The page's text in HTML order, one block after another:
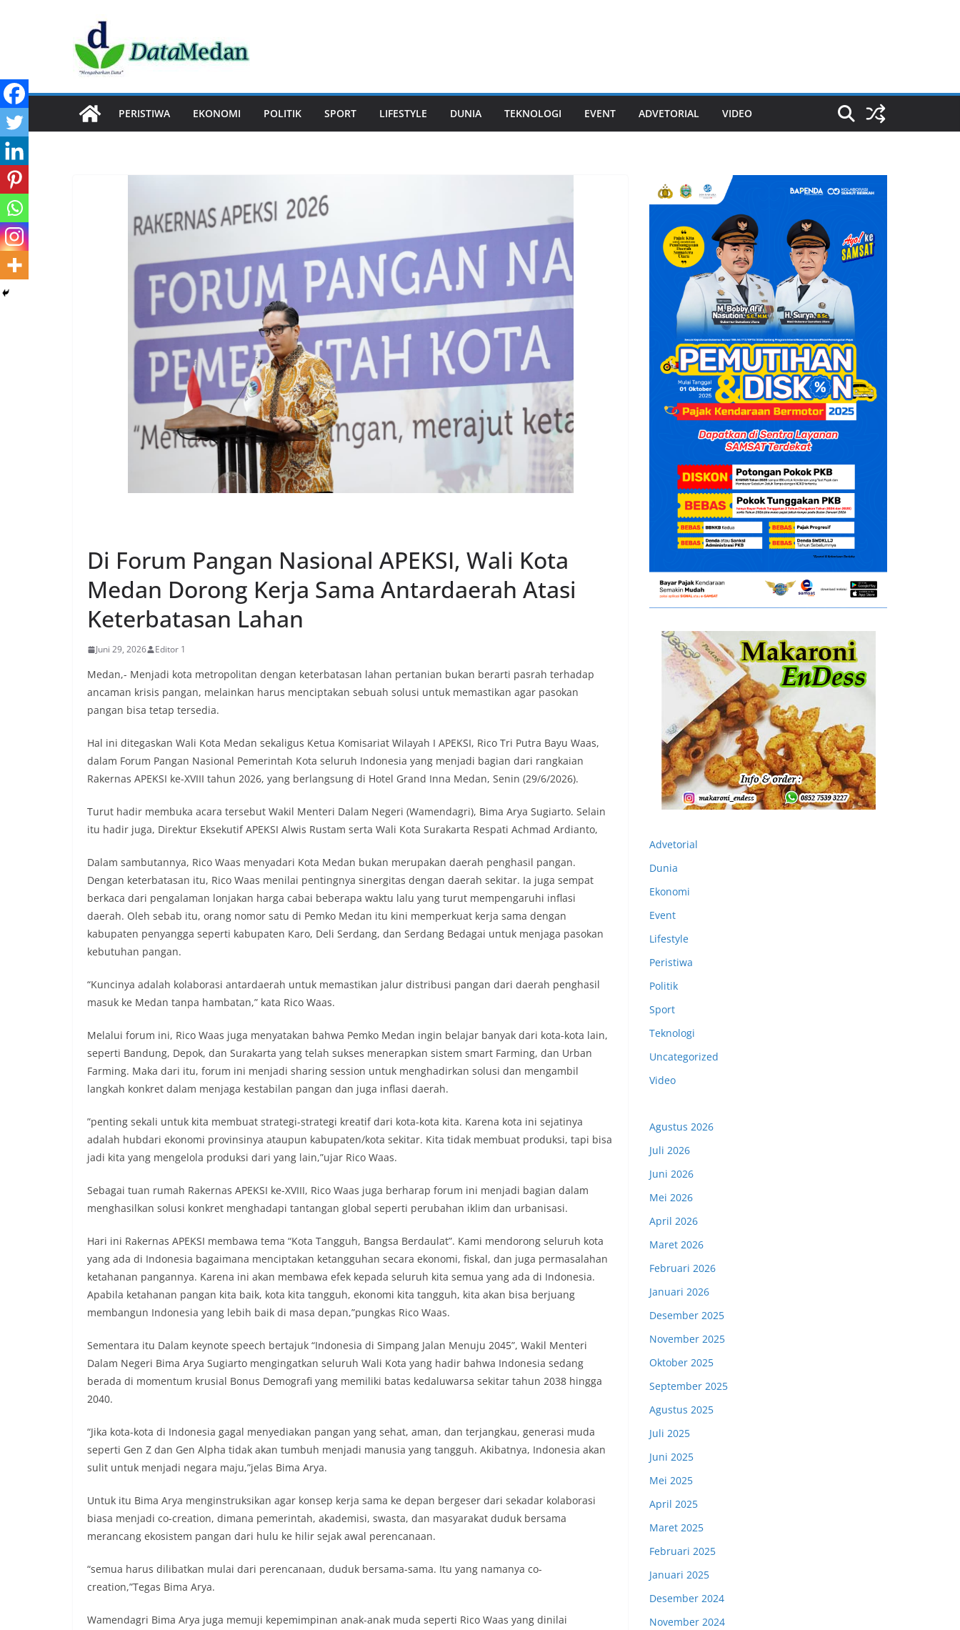
PERISTIWA EKONOMI POLITIK SPORT LIFESTYLE DUNIA TEKNOLOGI EVENT ADVETORIAL VIDEO
Di Forum Pangan Nasional APEKSI, Wali Kota
Medan Dorong Kerja Sama Antardaerah Atasi
Keterbatasan Lahan
Juni 29, 2026 Editor 1
Medan,- Menjadi kota metropolitan dengan keterbatasan lahan pertanian bukan berarti pasrah terhadap
ancaman krisis pangan, melainkan harus menciptakan sebuah solusi untuk memastikan agar pasokan
pangan bisa tetap tersedia.
Hal ini ditegaskan Wali Kota Medan sekaligus Ketua Komisariat Wilayah I APEKSI, Rico Tri Putra Bayu Waas,
dalam Forum Pangan Nasional Pemerintah Kota seluruh Indonesia yang menjadi bagian dari rangkaian
Rakernas APEKSI ke-XVIII tahun 2026, yang berlangsung di Hotel Grand Inna Medan, Senin (29/6/2026).
Turut hadir membuka acara tersebut Wakil Menteri Dalam Negeri (Wamendagri), Bima Arya Sugiarto. Selain
itu hadir juga, Direktur Eksekutif APEKSI Alwis Rustam serta Wali Kota Surakarta Respati Achmad Ardianto,
Dalam sambutannya, Rico Waas menyadari Kota Medan bukan merupakan daerah penghasil pangan.
Dengan keterbatasan itu, Rico Waas menilai pentingnya sinergitas dengan daerah sekitar. Ia juga sempat
berkaca dari pengalaman lonjakan harga cabai beberapa waktu lalu yang turut mempengaruhi inflasi
daerah. Oleh sebab itu, orang nomor satu di Pemko Medan itu kini memperkuat kerja sama dengan
kabupaten penyangga seperti kabupaten Karo, Deli Serdang, dan Serdang Bedagai untuk menjaga pasokan
kebutuhan pangan.
“Kuncinya adalah kolaborasi antardaerah untuk memastikan jalur distribusi pangan dari daerah penghasil
masuk ke Medan tanpa hambatan,” kata Rico Waas.
Melalui forum ini, Rico Waas juga menyatakan bahwa Pemko Medan ingin belajar banyak dari kota-kota lain,
seperti Bandung, Depok, dan Surakarta yang telah sukses menerapkan sistem smart Farming, dan Urban
Farming. Maka dari itu, forum ini menjadi sharing session untuk menghadirkan solusi dan mengambil
langkah konkret dalam menjaga kestabilan pangan dan juga inflasi daerah.
​”penting sekali untuk kita membuat strategi-strategi kreatif dari kota-kota kita. Karena kota ini sejatinya
adalah hubdari ekonomi provinsinya ataupun kabupaten/kota sekitar. Kita tidak membuat produksi, tapi bisa
jadi kita yang mengelola produksi dari yang lain,”ujar Rico Waas.
Sebagai tuan rumah Rakernas APEKSI ke-XVIII, Rico Waas juga berharap forum ini menjadi bagian dalam
menghasilkan solusi konkret menghadapi tantangan global seperti perubahan iklim dan urbanisasi.
​Hari ini Rakernas APEKSI membawa tema “Kota Tangguh, Bangsa Berdaulat”. Kami mendorong seluruh kota
yang ada di Indonesia bagaimana menciptakan ketangguhan secara ekonomi, fiskal, dan juga permasalahan
ketahanan pangannya. Karena ini akan membawa efek kepada seluruh kita semua yang ada di Indonesia.
Apabila ketahanan pangan kita baik, kota kita tangguh, ekonomi kita tangguh, kita akan bisa berjuang
membangun Indonesia yang lebih baik di masa depan,”pungkas Rico Waas.
Sementara itu Dalam keynote speech bertajuk “Indonesia di Simpang Jalan Menuju 2045”, Wakil Menteri
Dalam Negeri Bima Arya Sugiarto mengingatkan seluruh Wali Kota yang hadir bahwa Indonesia sedang
berada di momentum krusial Bonus Demografi yang memiliki batas kedaluwarsa sekitar tahun 2038 hingga
2040.
“​Jika kota-kota di Indonesia gagal menyediakan pangan yang sehat, aman, dan terjangkau, generasi muda
seperti Gen Z dan Gen Alpha tidak akan tumbuh menjadi manusia yang tangguh. Akibatnya, Indonesia akan
sulit untuk menjadi negara maju,”jelas Bima Arya.
​Untuk itu Bima Arya menginstruksikan agar konsep kerja sama ke depan bergeser dari sekadar kolaborasi
biasa menjadi co-creation, dimana pemerintah, akademisi, swasta, dan masyarakat duduk bersama
merancang ekosistem pangan dari hulu ke hilir sejak awal perencanaan.
“semua harus dilibatkan mulai dari perencanaan, duduk bersama-sama. Itu yang namanya co-
creation,”Tegas Bima Arya.
​Wamendagri Bima Arya juga memuji kepemimpinan anak-anak muda seperti Rico Waas yang dinilai
Advetorial
Dunia
Ekonomi
Event
Lifestyle
Peristiwa
Politik
Sport
Teknologi
Uncategorized
Video
Agustus 2026
Juli 2026
Juni 2026
Mei 2026
April 2026
Maret 2026
Februari 2026
Januari 2026
Desember 2025
November 2025
Oktober 2025
September 2025
Agustus 2025
Juli 2025
Juni 2025
Mei 2025
April 2025
Maret 2025
Februari 2025
Januari 2025
Desember 2024
November 2024